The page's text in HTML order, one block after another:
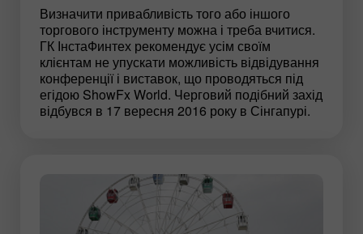
Визначити привабливість того або іншого
торгового інструменту можна і треба вчитися.
ГК ІнстаФинтех рекомендує усім своїм
клієнтам не упускати можливість відвідування
конференції і виставок, що проводяться під
егідою ShowFx World. Черговий подібний захід
відбувся в 17 вересня 2016 року в Сінгапурі.